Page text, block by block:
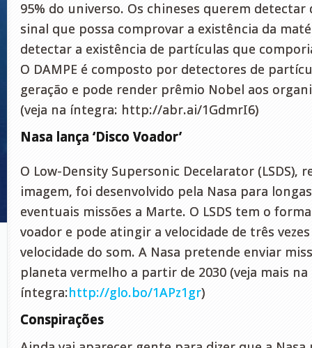
95% do universo. Os chineses querem
sinal que possa comprovar a existência da
detectar a existência de partículas que
O DAMPE é composto por detectores de
geração e pode render prêmio Nobel aos
(veja na íntegra: http://abr.ai/1GdmrI6)
Nasa lança ‘Disco Voador’
O Low-Density Supersonic Decelarator (LSDS),
imagem, foi desenvolvido pela Nasa para
eventuais missões a Marte. O LSDS tem o
voador e pode atingir a velocidade de três
velocidade do som. A Nasa pretende enviar
planeta vermelho a partir de 2030 (veja mais na
íntegra:http://glo.bo/1APz1gr)
Conspirações